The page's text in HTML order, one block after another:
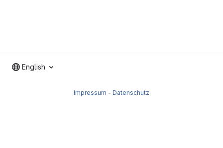
English
Impressum - Datenschutz